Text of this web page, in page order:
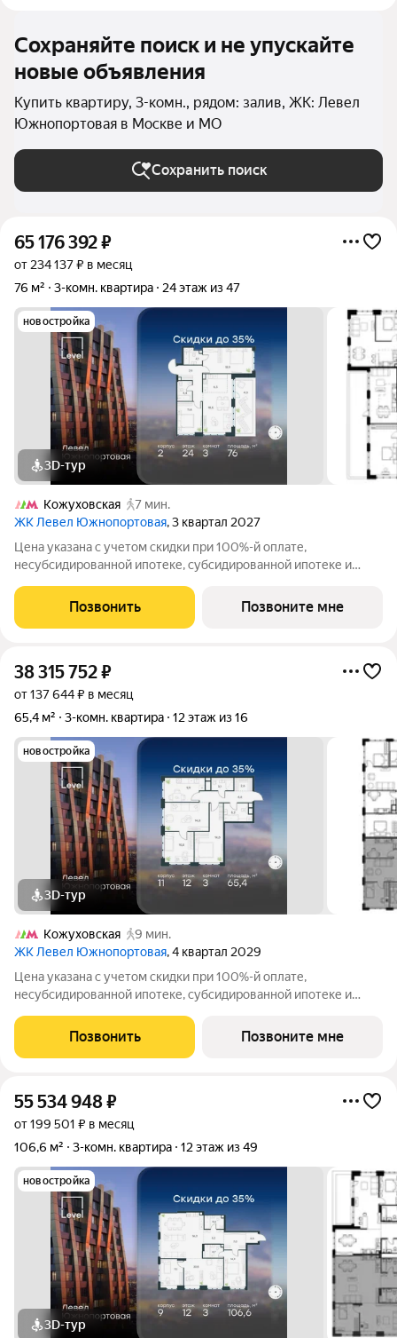
Сохраняйте поиск и не упускайте
новые объявления
Купить квартиру, 3-комн., рядом: залив, ЖК: Левел
Южнопортовая в Москве и МО
Сохранить поиск
65 176 392₽
от 234 137 ₽ в месяц
76 м²
3-комн. квартира 24 этаж из 47
новостройка
3D-тур
Кожуховская
7 мин.
ЖК Левел Южнопортовая, 3 квартал 2027
Цена указана с учетом скидки при 100%-й оплате,
несубсидированной ипотеке, субсидированной ипотеке и
личном кабинете до обращения за консультацией. В северной
части района Печатники
Позвонить Позвоните мне
38 315 752₽
от 137 644 ₽ в месяц
65,4 м²
3-комн. квартира 12 этаж из 16
новостройка
3D-тур
Кожуховская
9 мин.
ЖК Левел Южнопортовая, 4 квартал 2029
Цена указана с учетом скидки при 100%-й оплате,
несубсидированной ипотеке, субсидированной ипотеке и
личном кабинете до обращения за консультацией. В северной
части района Печатники
Позвонить Позвоните мне
55 534 948₽
от 199 501 ₽ в месяц
106,6 м²
3-комн. квартира 12 этаж из 49
новостройка
3D-тур